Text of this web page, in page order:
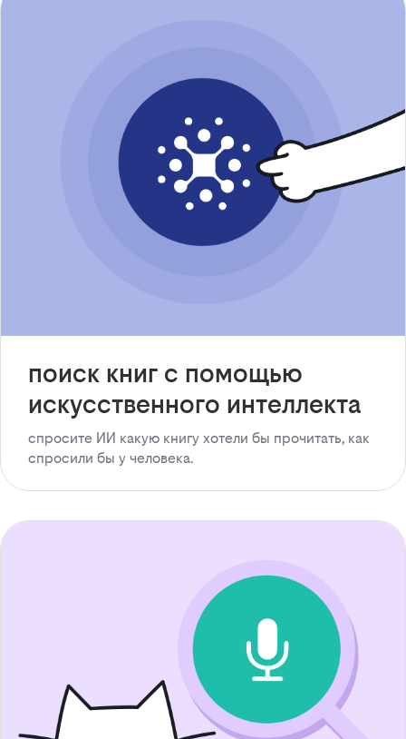
поиск книг с помощью
искусственного интеллекта
спросите ИИ какую книгу хотели бы прочитать, как
спросили бы у человека.